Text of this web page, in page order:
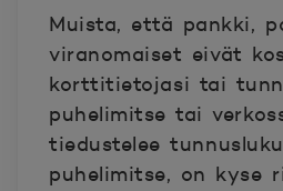
Muista, että pankki,
viranomaiset eivät
korttitietojasi tai
puhelimitse tai
tiedustelee
puhelimitse, on kyse